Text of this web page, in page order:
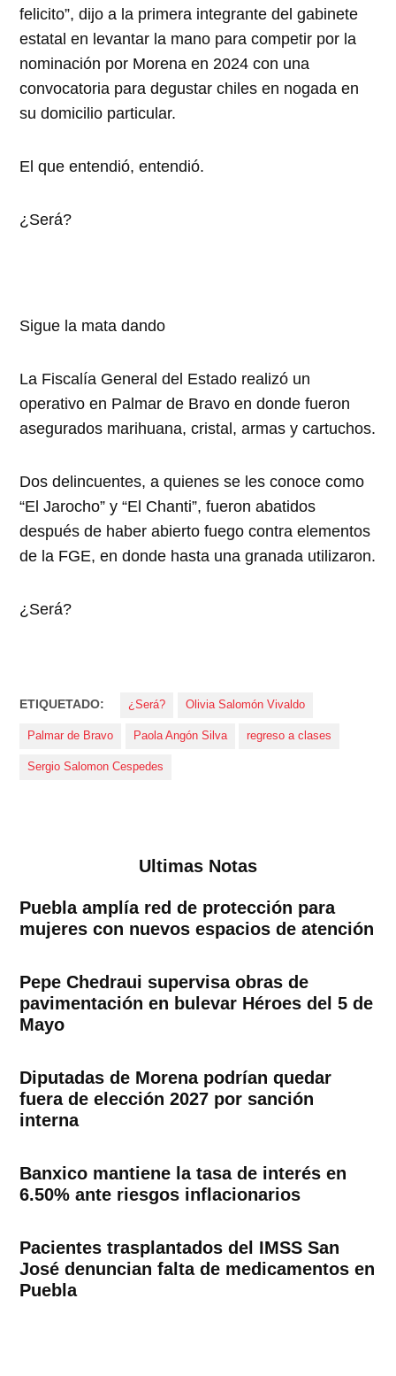
felicito”, dijo a la primera integrante del gabinete
estatal en levantar la mano para competir por la
nominación por Morena en 2024 con una
convocatoria para degustar chiles en nogada en
su domicilio particular.
El que entendió, entendió.
¿Será?
Sigue la mata dando
La Fiscalía General del Estado realizó un
operativo en Palmar de Bravo en donde fueron
asegurados marihuana, cristal, armas y cartuchos.
Dos delincuentes, a quienes se les conoce como
“El Jarocho” y “El Chanti”, fueron abatidos
después de haber abierto fuego contra elementos
de la FGE, en donde hasta una granada utilizaron.
¿Será?
ETIQUETADO: ¿Será? Olivia Salomón Vivaldo
Palmar de Bravo Paola Angón Silva regreso a clases
Sergio Salomon Cespedes
Ultimas Notas
Puebla amplía red de protección para
mujeres con nuevos espacios de atención
Pepe Chedraui supervisa obras de
pavimentación en bulevar Héroes del 5 de
Mayo
Diputadas de Morena podrían quedar
fuera de elección 2027 por sanción
interna
Banxico mantiene la tasa de interés en
6.50% ante riesgos inflacionarios
Pacientes trasplantados del IMSS San
José denuncian falta de medicamentos en
Puebla